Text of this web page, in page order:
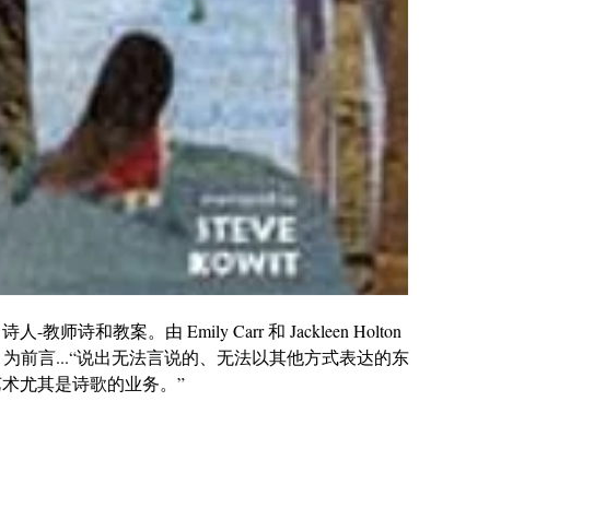
人-教师诗和教案。由 Emily Carr 和 Jackleen Holton
为前言...“说出无法言说的、无法以其他方式表达的东
尤其是诗歌的业务。”